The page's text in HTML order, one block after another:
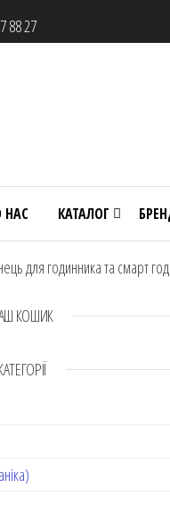
88 27
НАС КАТАЛОГ
для годинника та смарт
КОШИК